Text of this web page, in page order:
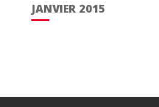
JANVIER 2015